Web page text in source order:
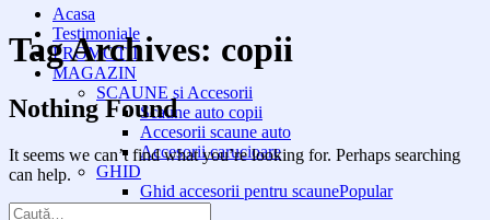
Acasa
Testimoniale
PROMOTII
MAGAZIN
SCAUNE si Accesorii
Scaune auto copii
Accesorii scaune auto
Accesorii carucioare
GHID
Ghid accesorii pentru scaune
Tag Archives: copii
Nothing Found
It seems we can’t find what you’re looking for. Perhaps searching
can help.